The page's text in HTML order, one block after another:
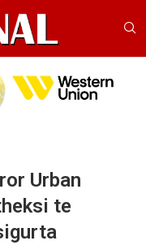
Urban
te